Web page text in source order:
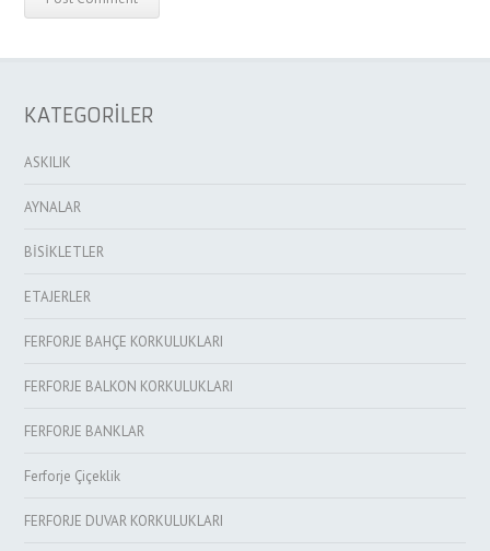
KATEGORİLER
ASKILIK
AYNALAR
BİSİKLETLER
ETAJERLER
FERFORJE BAHÇE KORKULUKLARI
FERFORJE BALKON KORKULUKLARI
FERFORJE BANKLAR
Ferforje Çiçeklik
FERFORJE DUVAR KORKULUKLARI